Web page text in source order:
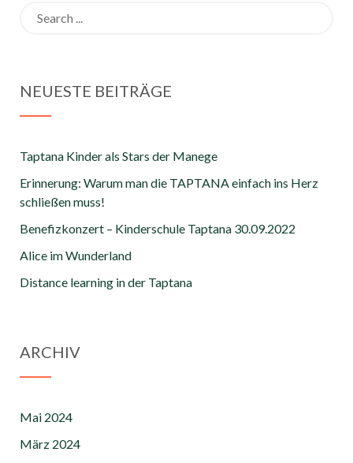
NEUESTE BEITRÄGE
Taptana Kinder als Stars der Manege
Erinnerung: Warum man die TAPTANA einfach ins Herz
schließen muss!
Benefizkonzert – Kinderschule Taptana 30.09.2022
Alice im Wunderland
Distance learning in der Taptana
ARCHIV
Mai 2024
März 2024